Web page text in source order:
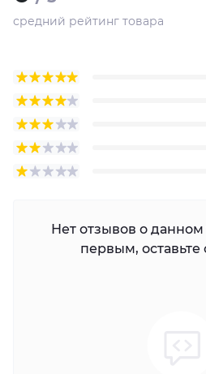
средний рейтинг товара
Нет отзывов о данном
первым, оставьте